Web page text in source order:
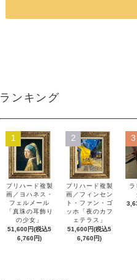
ランキング
1
プリハード複製
画／ヨハネス・
フェルメール
「真珠の耳飾り
の少女」
51,600円(税込5
6,760円)
2
プリハード複製
画／フィンセン
ト・ファン・ゴ
ッホ「夜のカフ
ェテラス」
51,600円(税込5
6,760円)
3
ラ